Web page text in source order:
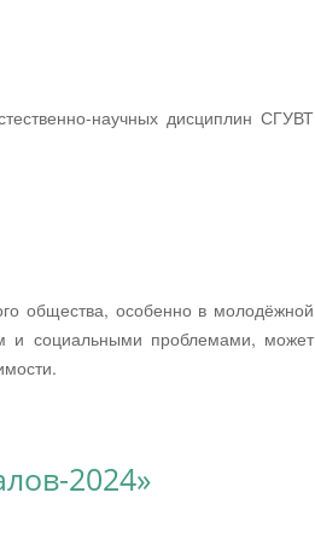
научных дисциплин СГУВТ
общества, особенно в молодёжной
и социальными проблемами, может
2024»